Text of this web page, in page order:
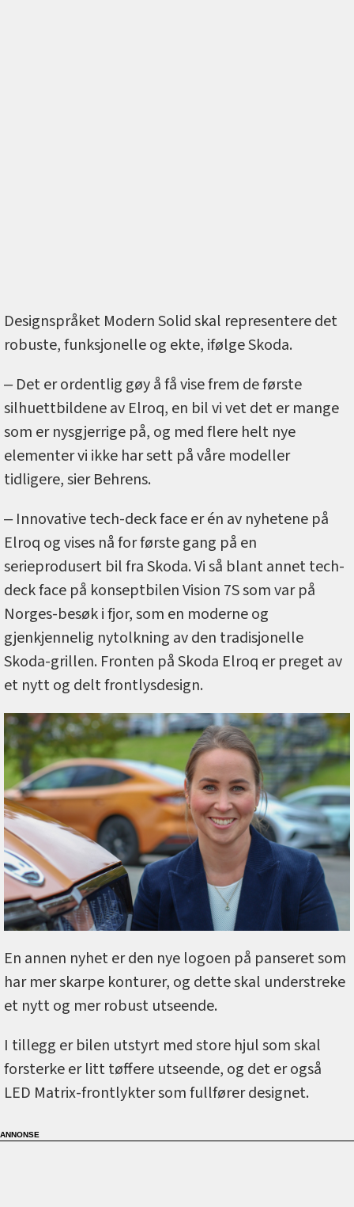
Designspråket Modern Solid skal representere det
robuste, funksjonelle og ekte, ifølge Skoda.
‒ Det er ordentlig gøy å få vise frem de første
silhuettbildene av Elroq, en bil vi vet det er mange
som er nysgjerrige på, og med flere helt nye
elementer vi ikke har sett på våre modeller
tidligere, sier Behrens.
‒ Innovative tech-deck face er én av nyhetene på
Elroq og vises nå for første gang på en
serieprodusert bil fra Skoda. Vi så blant annet tech-
deck face på konseptbilen Vision 7S som var på
Norges-besøk i fjor, som en moderne og
gjenkjennelig nytolkning av den tradisjonelle
Skoda-grillen. Fronten på Skoda Elroq er preget av
et nytt og delt frontlysdesign.
En annen nyhet er den nye logoen på panseret som
har mer skarpe konturer, og dette skal understreke
et nytt og mer robust utseende.
I tillegg er bilen utstyrt med store hjul som skal
forsterke er litt tøffere utseende, og det er også
LED Matrix-frontlykter som fullfører designet.